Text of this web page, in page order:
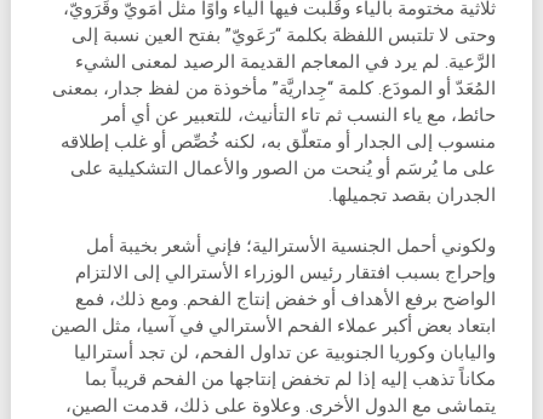
ثلاثية مختومة بالياء وقُلبت فيها الياء واوًا مثل أُمَويّ وقَرَويّ،
وحتى لا تلتبس اللفظة بكلمة “رَعَويّ” بفتح العين نسبة إلى
الرَّعية. لم يرد في المعاجم القديمة الرصيد لمعنى الشيء
المُعَدّ أو المودَع. كلمة “جِداريَّة” مأخوذة من لفظ جدار، بمعنى
حائط، مع ياء النسب ثم تاء التأنيث، للتعبير عن أي أمر
منسوب إلى الجدار أو متعلّق به، لكنه خُصِّص أو غلب إطلاقه
على ما يُرسَم أو يُنحت من الصور والأعمال التشكيلية على
الجدران بقصد تجميلها.
ولكوني أحمل الجنسية الأسترالية؛ فإني أشعر بخيبة أمل
وإحراج بسبب افتقار رئيس الوزراء الأسترالي إلى الالتزام
الواضح برفع الأهداف أو خفض إنتاج الفحم. ومع ذلك، فمع
ابتعاد بعض أكبر عملاء الفحم الأسترالي في آسيا، مثل الصين
واليابان وكوريا الجنوبية عن تداول الفحم، لن تجد أستراليا
مكاناً تذهب إليه إذا لم تخفض إنتاجها من الفحم قريباً بما
يتماشى مع الدول الأخرى. وعلاوة على ذلك، قدمت الصين،